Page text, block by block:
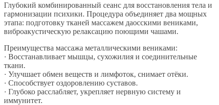
Глубокий комбинированный сеанс для восстановления тела и
гармонизации психики. Процедура объединяет два мощных
этапа: подготовку тканей массажем даосскими вениками,
виброакустическую релаксацию поющими чашами.
Преимущества массажа металлическими вениками:
· Восстанавливает мышцы, сухожилия и соединительные
ткани.
· Улучшает обмен веществ и лимфоток, снимает отёки.
· Способствует оздоровлению суставов.
· Глубоко расслабляет, укрепляет нервную систему и
иммунитет.